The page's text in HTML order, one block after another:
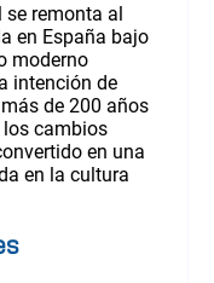
remonta al
en España bajo
moderno
intención de
de 200 años
cambios
en una
en la cultura